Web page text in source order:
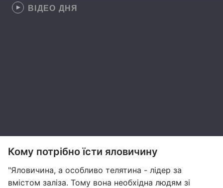
ВІДЕО ДНЯ
Кому потрібно їсти яловичину
"Яловичина, а особливо телятина - лідер за
вмістом заліза. Тому вона необхідна людям зі